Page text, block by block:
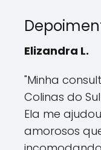
Elizandra L.
"Minha
Colinas do
Ela me
amorosos